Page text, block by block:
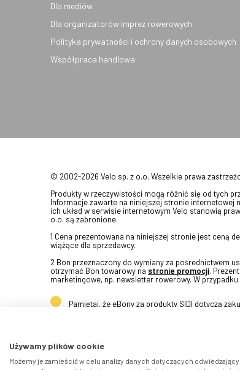
Dla mediów
Dla organizatorów imprez rowerowych
Polityka prywatności i ochrony danych osobowych
Współpraca handlowa
© 2002-2026 Velo sp. z o.o. Wszelkie prawa
Produkty w rzeczywistości mogą różnić się od tych
Informacje zawarte na niniejszej stronie internetowej
ich układ w serwisie internetowym Velo stanowią
o.o. są zabronione.
1 Cena prezentowana na niniejszej stronie jest ceną
wiążące dla sprzedawcy.
2 Bon przeznaczony do wymiany za pośrednictwem
otrzymać Bon towarowy na stronie promocji.
marketingowe, np. newsletter rowerowy. W
Pamiętaj, że eBony za produkty SIDI dotyczą
Używamy plików cookie
Możemy je zamieścić w celu analizy danych dotyczących